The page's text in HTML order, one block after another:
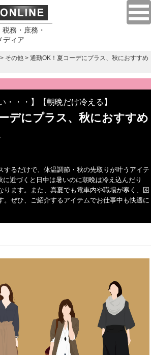
務・庶務・
ディア
> その他 > 通勤OK！夏コーデにプラス、秋におすすめ
・・・】【朝晩だけ冷える】
デにプラス、秋におすすめ
するだけで、体温調節・秋の先取りが叶うアイテ
近づくと日中は暑いのに朝晩は冷え込んだり
ります。また、真夏でも電車内や職場が寒く、困
。ぜひ、ご紹介するアイテムでお仕事中も快適に